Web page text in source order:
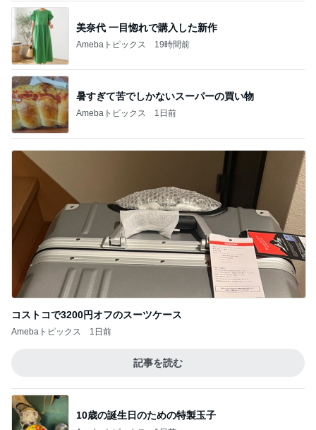
美奈代 一目惚れで購入した新作
Amebaトピックス 19時間前
暑すぎて苦でしかないスーパーの買い物
Amebaトピックス 1日前
コストコで3200円オフのスーツケース
Amebaトピックス 1日前
記事を読む
10歳の誕生日のための特製玉子